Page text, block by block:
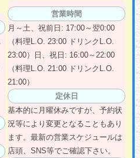
営業時間
月～土、祝前日: 17:00～翌0:00
（料理L.O. 23:00 ドリンクL.O.
23:00）日、祝日: 16:00～22:00
（料理L.O. 21:00 ドリンクL.O.
21:00）
定休日
基本的に月曜休みですが、予約状
況等により変更となることもあり
ます。最新の営業スケジュールは
店頭、SNS等でご確認下さい。